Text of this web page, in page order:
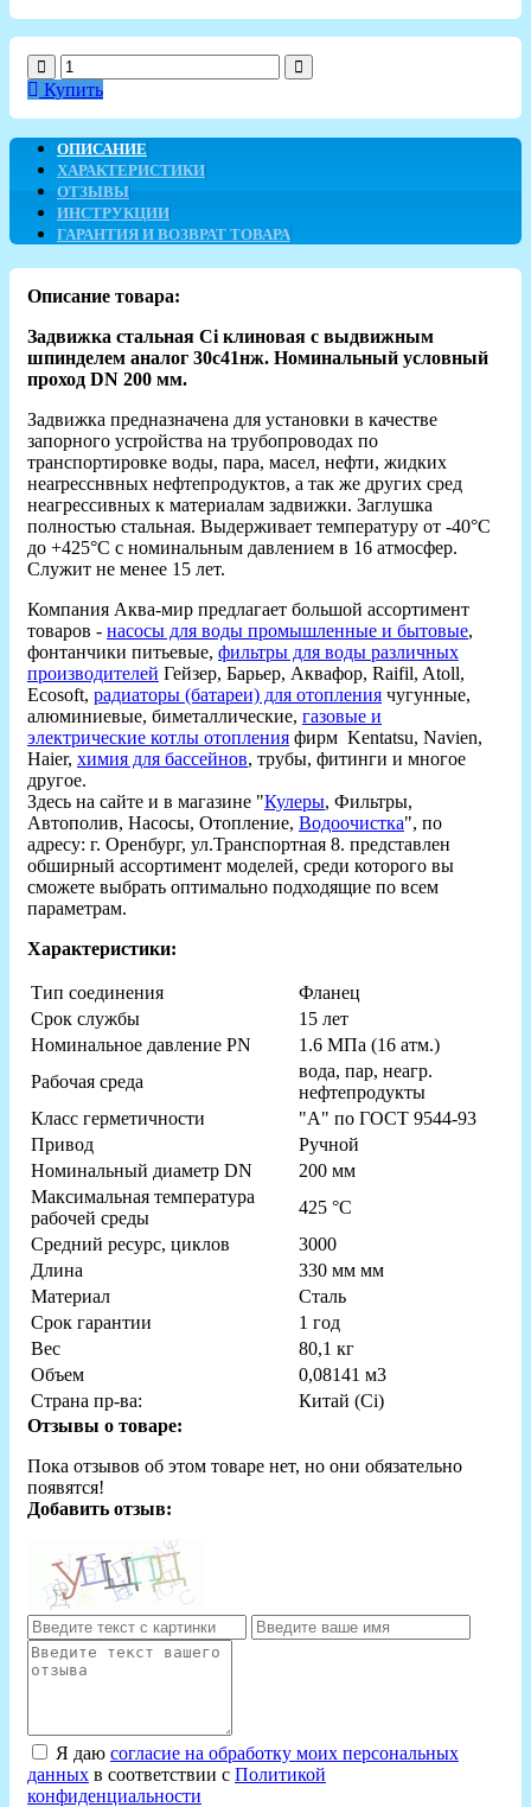
Купить
ОПИСАНИЕ
ХАРАКТЕРИСТИКИ
ОТЗЫВЫ
ИНСТРУКЦИИ
ГАРАНТИЯ И ВОЗВРАТ ТОВАРА
Описание товара:
Задвижка стальная Ci клиновая с выдвижным
шпинделем аналог 30с41нж. Номинальный условный
проход DN 200 мм.
Задвижка предназначена для установки в качестве
запорного усrройства на трубопроводах по
транспортировке воды, пара, масел, нефти, жидких
неаrресснвных нефтепродуктов, а так же других сред
неагрессивных к материалам задвижки. Заглушка
полностью стальная. Выдерживает температуру от -40°C
до +425°C с номинальным давлением в 16 атмосфер.
Служит не менее 15 лет.
Компания Аква-мир предлагает большой ассортимент
товаров - насосы для воды промышленные и бытовые,
фонтанчики питьевые, фильтры для воды различных
производителей Гейзер, Барьер, Аквафор, Raifil, Atoll,
Ecosoft, радиаторы (батареи) для отопления чугунные,
алюминиевые, биметаллические, газовые и
электрические котлы отопления фирм Kentatsu, Navien,
Haier, химия для бассейнов, трубы, фитинги и многое
другое.
Здесь на сайте и в магазине "Кулеры, Фильтры,
Автополив, Насосы, Отопление, Водоочистка", по
адресу: г. Оренбург, ул.Транспортная 8. представлен
обширный ассортимент моделей, среди которого вы
сможете выбрать оптимально подходящие по всем
параметрам.
Характеристики:
Тип соединения
Фланец
Срок службы
15 лет
Номинальное давление PN
1.6 МПа (16 атм.)
Рабочая среда
вода, пар, неагр.
нефтепродукты
Класс герметичности
"А" по ГОСТ 9544-93
Привод
Ручной
Номинальный диаметр DN
200 мм
Максимальная температура
рабочей среды
425 °C
Средний ресурс, циклов
3000
Длина
330 мм мм
Материал
Сталь
Срок гарантии
1 год
Вес
80,1 кг
Объем
0,08141 м3
Страна пр-ва:
Китай (Ci)
Отзывы о товаре:
Пока отзывов об этом товаре нет, но они обязательно
появятся!
Добавить отзыв:
Я даю согласие на обработку моих персональных
данных в соответствии с Политикой
конфиденциальности